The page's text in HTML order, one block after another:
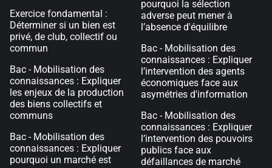
Exercice fondamental :
Déterminer si un bien est
privé, de club, collectif ou
commun
Bac - Mobilisation des
connaissances : Expliquer
les enjeux de la production
des biens collectifs et
communs
Bac - Mobilisation des
connaissances : Expliquer
pourquoi un marché est
pourquoi la sélection
adverse peut mener à
l’absence d'équilibre
Bac - Mobilisation des
connaissances : Expliquer
l’intervention des agents
économiques face aux
asymétries d'information
Bac - Mobilisation des
connaissances : Expliquer
l’intervention des pouvoirs
publics face aux
défaillances de marché